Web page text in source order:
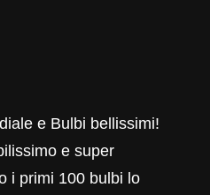
e Bulbi bellissimi!
e super
i primi 100 bulbi lo